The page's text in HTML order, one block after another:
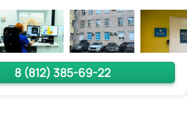
8 (812) 385-69-22